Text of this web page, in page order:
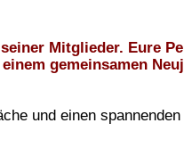
Mitglieder. Eure
gemeinsamen
und einen